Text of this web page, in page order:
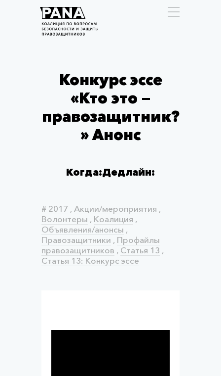
Конкурс эссе
«Кто это —
правозащитник?
» Анонс
Когда:Дедлайн:
# 2017 , Акции/мероприятия ,
Волонтеры , Коалиция ,
Объявления/анонсы ,
Правозащитники , Профайлы
правозащитников , Статья 13 ,
Статья 13: Конкурс эссе